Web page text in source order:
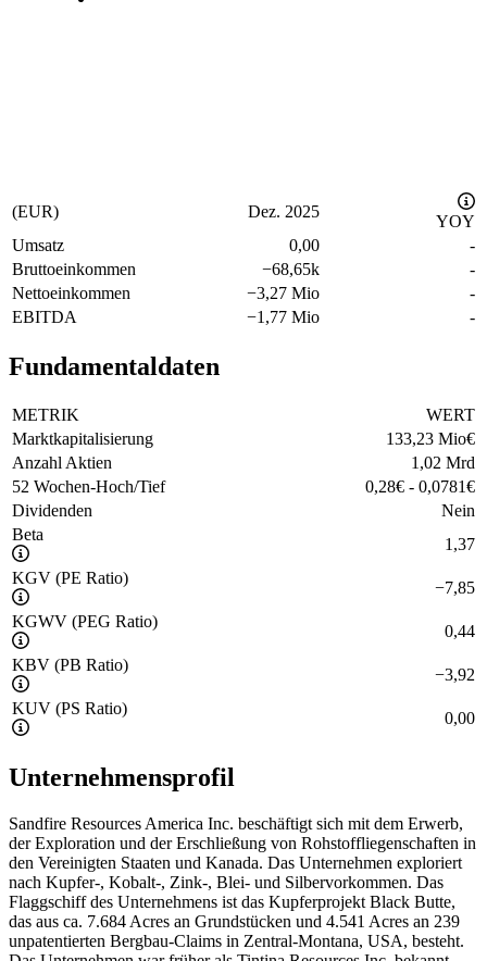
(EUR) Dez. 2025
YOY
Umsatz
0,00
-
Bruttoeinkommen
−68,65k
-
Nettoeinkommen
−3,27 Mio
-
EBITDA
−1,77 Mio -
Fundamentaldaten
METRIK
WERT
Marktkapitalisierung
133,23 Mio€
Anzahl Aktien
1,02 Mrd
52 Wochen-Hoch/Tief
0,28€ - 0,0781€
Dividenden
Nein
Beta
1,37
KGV (PE Ratio)
−7,85
KGWV (PEG Ratio)
0,44
KBV (PB Ratio)
−3,92
KUV (PS Ratio)
0,00
Unternehmensprofil
Sandfire Resources America Inc. beschäftigt sich mit dem Erwerb,
der Exploration und der Erschließung von Rohstoffliegenschaften in
den Vereinigten Staaten und Kanada. Das Unternehmen exploriert
nach Kupfer-, Kobalt-, Zink-, Blei- und Silbervorkommen. Das
Flaggschiff des Unternehmens ist das Kupferprojekt Black Butte,
das aus ca. 7.684 Acres an Grundstücken und 4.541 Acres an 239
unpatentierten Bergbau-Claims in Zentral-Montana, USA, besteht.